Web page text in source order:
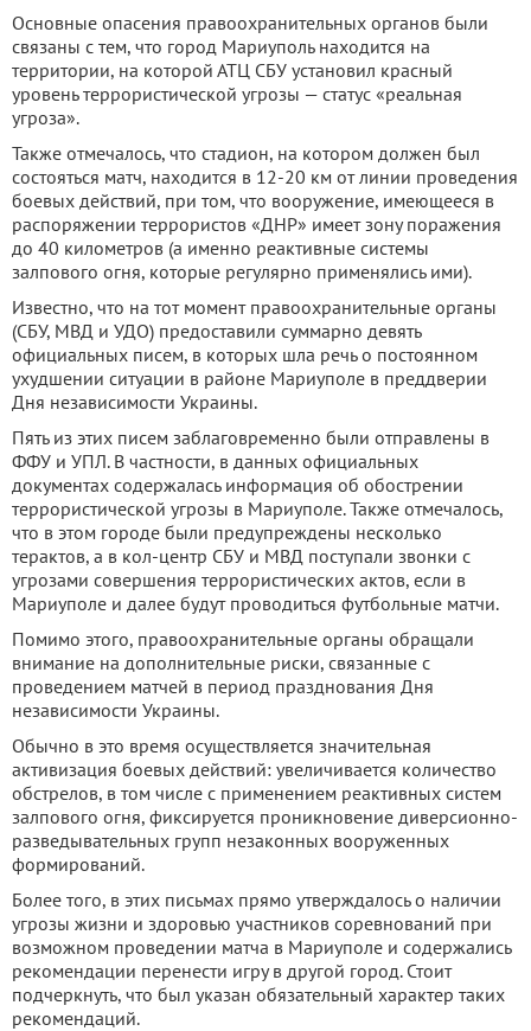
Основные опасения правоохранительных органов были
связаны с тем, что город Мариуполь находится на
территории, на которой АТЦ СБУ установил красный
уровень террористической угрозы — статус «реальная
угроза».
Также отмечалось, что стадион, на котором должен был
состояться матч, находится в 12-20 км от линии проведения
боевых действий, при том, что вооружение, имеющееся в
распоряжении террористов «ДНР» имеет зону поражения
до 40 километров (а именно реактивные системы
залпового огня, которые регулярно применялись ими).
Известно, что на тот момент правоохранительные органы
(СБУ, МВД и УДО) предоставили суммарно девять
официальных писем, в которых шла речь о постоянном
ухудшении ситуации в районе Мариуполе в преддверии
Дня независимости Украины.
Пять из этих писем заблаговременно были отправлены в
ФФУ и УПЛ. В частности, в данных официальных
документах содержалась информация об обострении
террористической угрозы в Мариуполе. Также отмечалось,
что в этом городе были предупреждены несколько
терактов, а в кол-центр СБУ и МВД поступали звонки с
угрозами совершения террористических актов, если в
Мариуполе и далее будут проводиться футбольные матчи.
Помимо этого, правоохранительные органы обращали
внимание на дополнительные риски, связанные с
проведением матчей в период празднования Дня
независимости Украины.
Обычно в это время осуществляется значительная
активизация боевых действий: увеличивается количество
обстрелов, в том числе с применением реактивных систем
залпового огня, фиксируется проникновение диверсионно-
разведывательных групп незаконных вооруженных
формирований.
Более того, в этих письмах прямо утверждалось о наличии
угрозы жизни и здоровью участников соревнований при
возможном проведении матча в Мариуполе и содержались
рекомендации перенести игру в другой город. Стоит
подчеркнуть, что был указан обязательный характер таких
рекомендаций.